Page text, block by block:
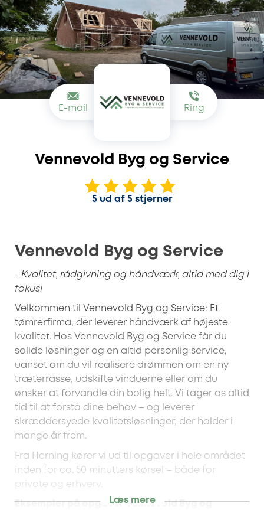
E-mail Ring
Vennevold Byg og Service
5 ud af 5 stjerner
Vennevold Byg og Service
- Kvalitet, rådgivning og håndværk, altid med dig i
fokus!
Velkommen til Vennevold Byg og Service: Et
tømrerfirma, der leverer håndværk af højeste
kvalitet. Hos Vennevold Byg og Service får du
solide løsninger og en altid personlig service,
uanset om du vil realisere drømmen om en ny
træterrasse, udskifte vinduerne eller om du
ønsker at forvandle din bolig helt. Vi tager os altid
tid til at forstå dine behov – og leverer
skræddersyede kvalitetsløsninger, der holder i
mange år frem.
Fra Herning kører vi ud til opgaver i hele området
inden for ca. 50 minutters kørsel – både for
private og erhverv.
Eksempler på opgaver Vennevold Byg og
Læs mere